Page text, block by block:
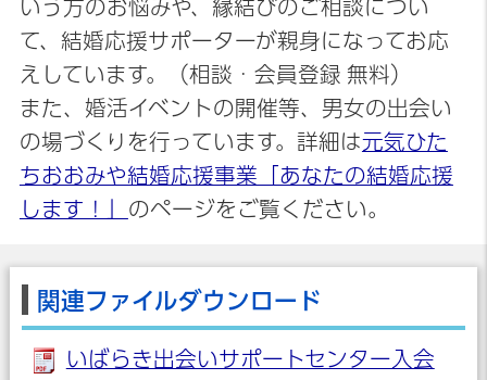
いう方のお悩みや、縁結びのご相談につい
て、結婚応援サポーターが親身になってお応
えしています。（相談・会員登録 無料）
また、婚活イベントの開催等、男女の出会い
の場づくりを行っています。詳細は元気ひた
ちおおみや結婚応援事業「あなたの結婚応援
します！」 のページをご覧ください。
関連ファイルダウンロード
いばらき出会いサポートセンター入会